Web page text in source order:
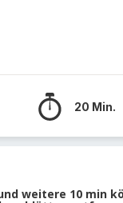
20 Min.
weitere 10 min